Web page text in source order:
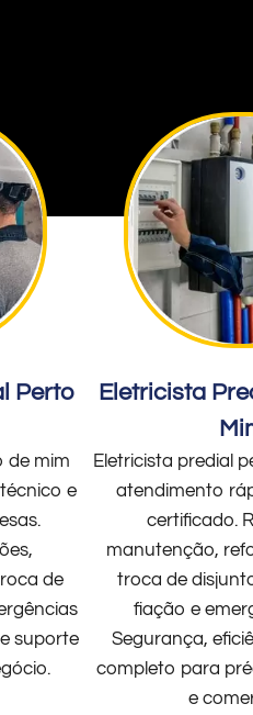
Perto
de mim
e
de
suporte
Eletricista
Eletricista predial
atendimento
certificado.
manutenção,
troca de
fiação e
Segurança,
completo para
e